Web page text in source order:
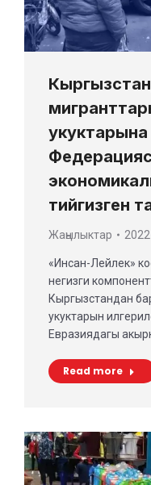
тийгизген
Жаңылыктар
«Инсан-Лейлек»
негизги
Кыргызстандан
укуктарын
Евразиядагы
Read more